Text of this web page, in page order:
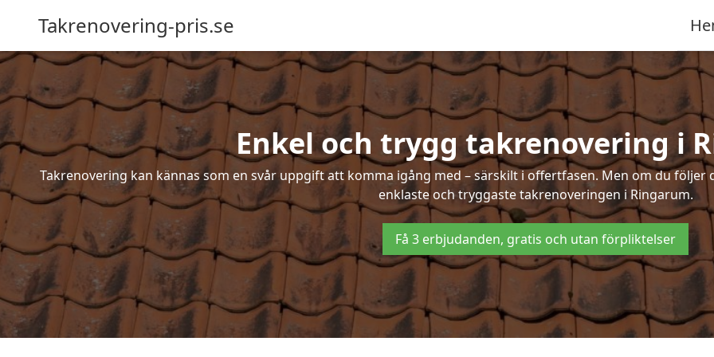
Takrenovering-pris.se
Enkel och trygg takrenovering i
Takrenovering kan kännas som en svår uppgift att komma igång med – särskilt i offertfasen. Men om du
enklaste och tryggaste takrenoveringen i Ringarum.
Få 3 erbjudanden, gratis och utan förpliktelser